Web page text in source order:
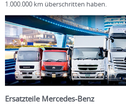
1.000.000 km überschritten haben.
Ersatzteile Mercedes-Benz